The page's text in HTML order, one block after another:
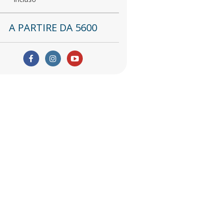
A PARTIRE DA 5600